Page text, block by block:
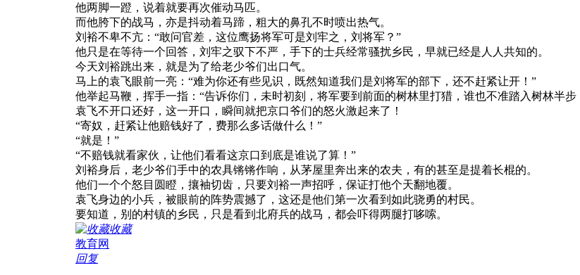
他两脚一蹬，说着就要再次催动马匹。
而他胯下的战马，亦是抖动着马蹄，粗大的鼻孔不时喷出热气。
刘裕不卑不亢：“敢问官差，这位鹰扬将军可是刘牢之，刘将军？”
他只是在等待一个回答，刘牢之驭下不严，手下的士兵经常骚扰乡民，早就已经是人人共知的。
今天刘裕跳出来，就是为了给老少爷们出口气。
马上的袁飞眼前一亮：“难为你还有些见识，既然知道我们是刘将军的部下，还不赶紧让开！”
他举起马鞭，挥手一指：“告诉你们，未时初刻，将军要到前面的树林里打猎，谁也不准踏入树林半步
袁飞不开口还好，这一开口，瞬间就把京口爷们的怒火激起来了！
“寄奴，赶紧让他赔钱好了，费那么多话做什么！”
“就是！”
“不赔钱就看家伙，让他们看看这京口到底是谁说了算！”
刘裕身后，老少爷们手中的农具锵锵作响，从茅屋里奔出来的农夫，有的甚至是提着长棍的。
他们一个个怒目圆瞪，攘袖切齿，只要刘裕一声招呼，保证打他个天翻地覆。
袁飞身边的小兵，被眼前的阵势震撼了，这还是他们第一次看到如此骁勇的村民。
要知道，别的村镇的乡民，只是看到北府兵的战马，都会吓得两腿打哆嗦。
收藏
教育网
回复